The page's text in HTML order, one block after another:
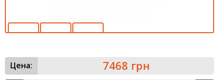
Цена: 7468 грн